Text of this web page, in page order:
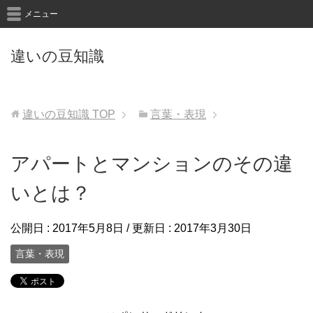
違いの豆知識
メニュー
違いの豆知識 TOP 言葉・表現
アパートとマンションのその違
いとは？
公開日 : 2017年5月8日 / 更新日 : 2017年3月30日
言葉・表現